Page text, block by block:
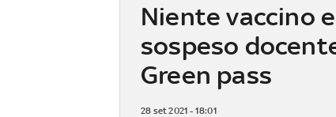
Niente vaccino
sospeso
Green pass
28 set 2021 - 18:01